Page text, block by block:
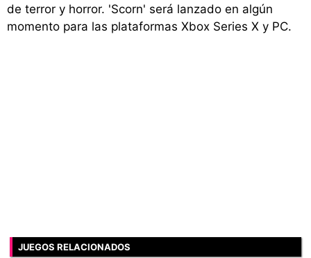
de terror y horror. 'Scorn' será lanzado en algún
momento para las plataformas Xbox Series X y PC.
JUEGOS RELACIONADOS